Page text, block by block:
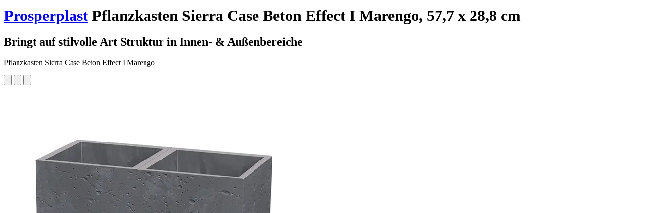
Prosperplast Pflanzkasten Sierra Case Beton Effect I Marengo, 57,7 x 28,8 cm
Bringt auf stilvolle Art Struktur in Innen- & Außenbereiche
Pflanzkasten Sierra Case Beton Effect I Marengo